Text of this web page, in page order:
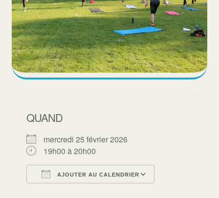
QUAND
mercredi 25 février 2026
19h00 à 20h00
AJOUTER AU CALENDRIER